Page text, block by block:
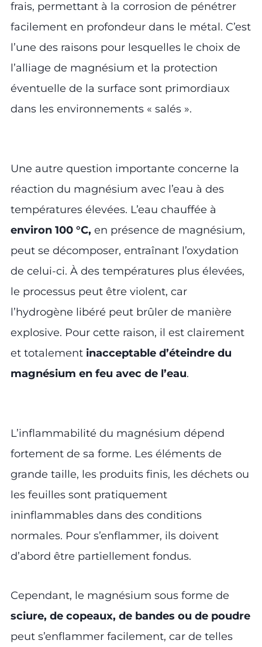
frais, permettant à la corrosion de pénétrer
facilement en profondeur dans le métal. C’est
l’une des raisons pour lesquelles le choix de
l’alliage de magnésium et la protection
éventuelle de la surface sont primordiaux
dans les environnements « salés ».
Une autre question importante concerne la
réaction du magnésium avec l’eau à des
températures élevées. L’eau chauffée à
environ 100 °C, en présence de magnésium,
peut se décomposer, entraînant l’oxydation
de celui-ci. À des températures plus élevées,
le processus peut être violent, car
l’hydrogène libéré peut brûler de manière
explosive. Pour cette raison, il est clairement
et totalement inacceptable d’éteindre du
magnésium en feu avec de l’eau.
L’inflammabilité du magnésium dépend
fortement de sa forme. Les éléments de
grande taille, les produits finis, les déchets ou
les feuilles sont pratiquement
ininflammables dans des conditions
normales. Pour s’enflammer, ils doivent
d’abord être partiellement fondus.
Cependant, le magnésium sous forme de
sciure, de copeaux, de bandes ou de poudre
peut s’enflammer facilement, car de telles